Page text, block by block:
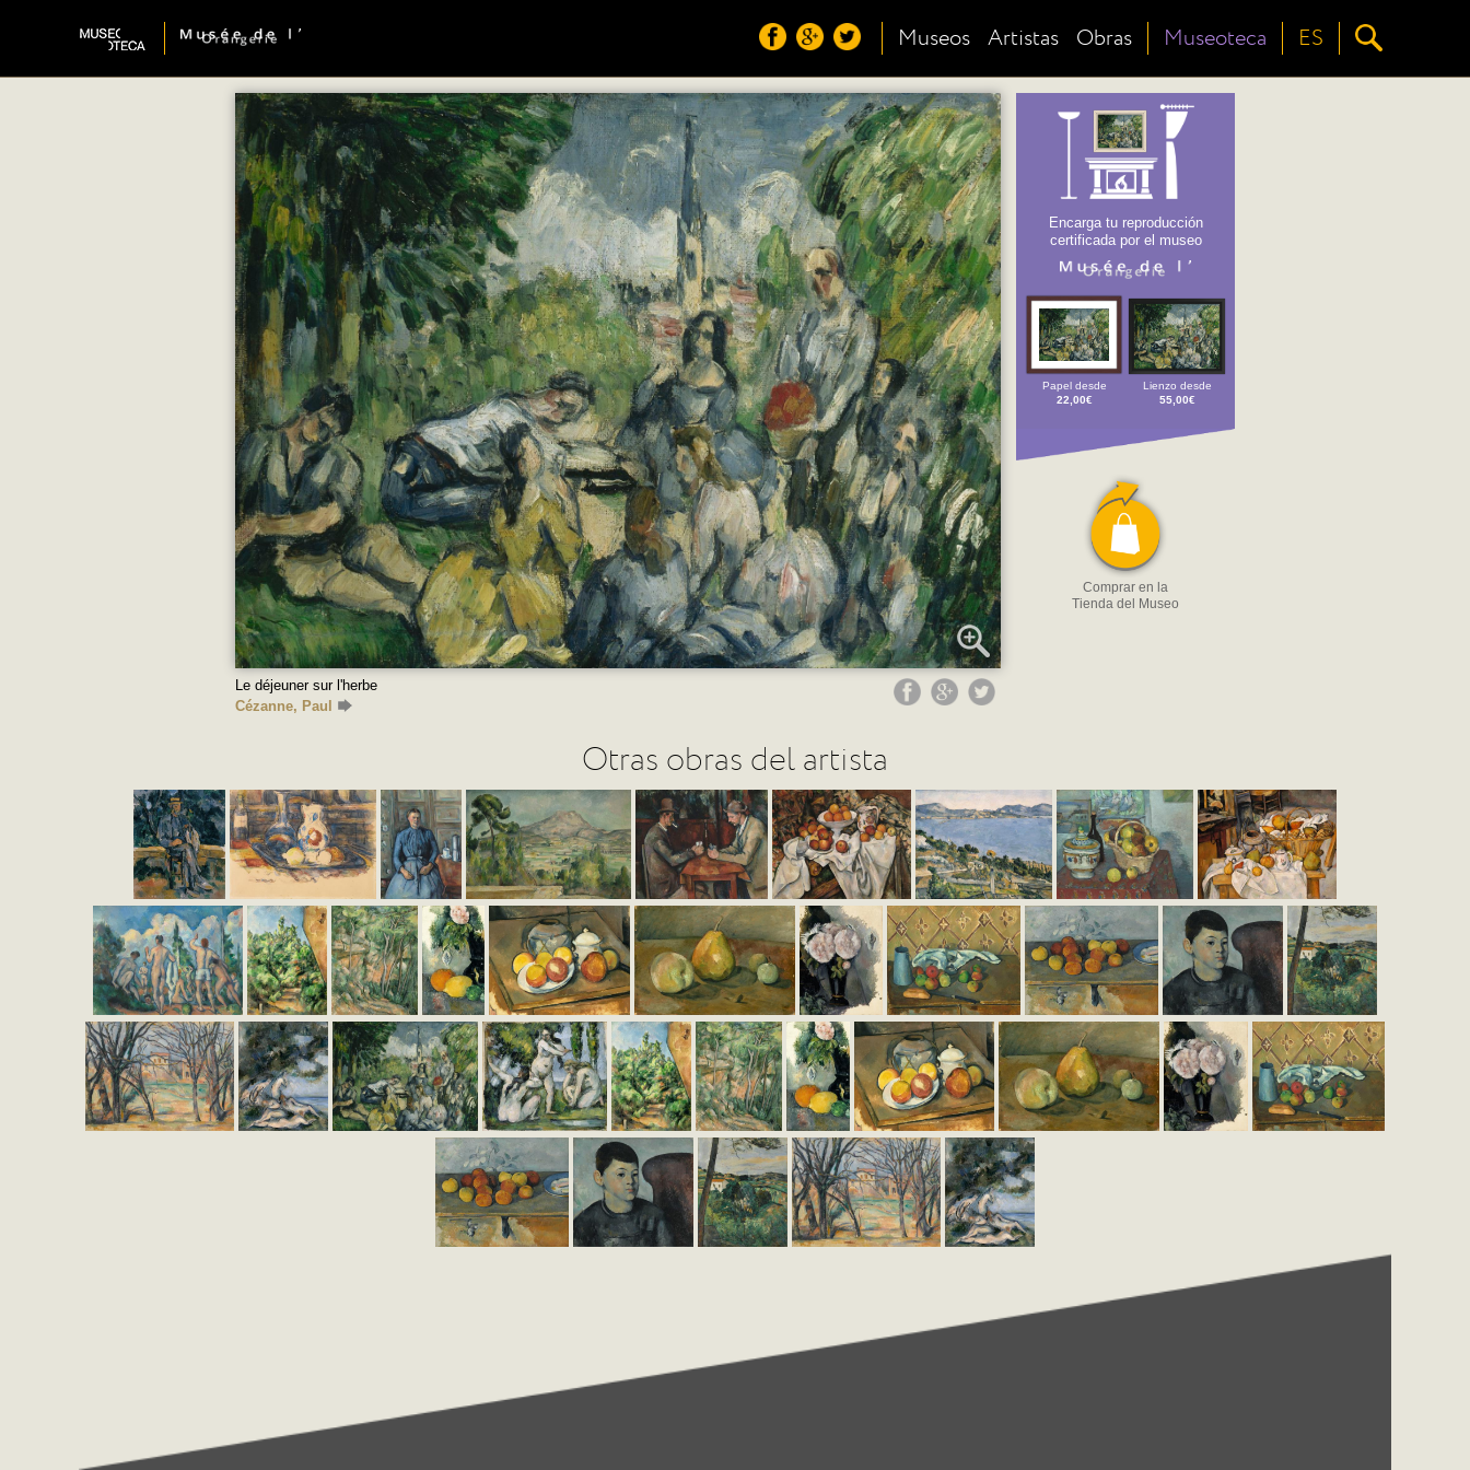
Museos Artistas Obras Museoteca ES
Le déjeuner sur l'herbe
Cézanne, Paul
Encarga tu reproducción
certificada por el museo
Papel desde
22,00€
Lienzo desde
55,00€
Comprar en la
Tienda del Museo
Otras obras del artista